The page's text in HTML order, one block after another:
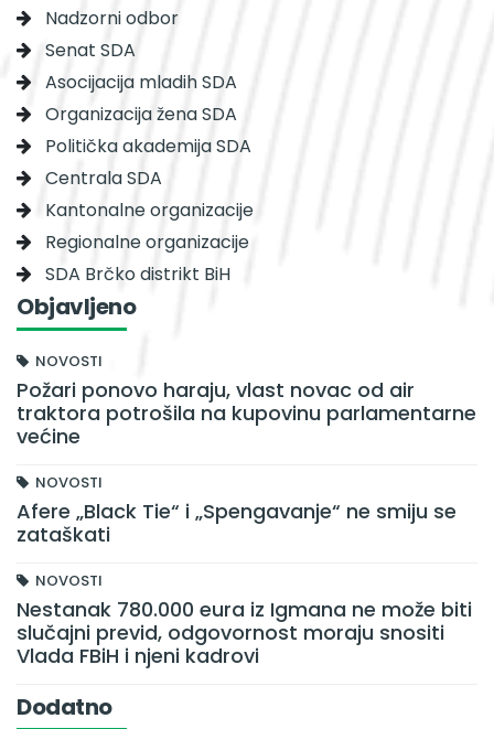
Nadzorni odbor
Senat SDA
Asocijacija mladih SDA
Organizacija žena SDA
Politička akademija SDA
Centrala SDA
Kantonalne organizacije
Regionalne organizacije
SDA Brčko distrikt BiH
Objavljeno
NOVOSTI
Požari ponovo haraju, vlast novac od air
traktora potrošila na kupovinu parlamentarne
većine
NOVOSTI
Afere „Black Tie“ i „Spengavanje“ ne smiju se
zataškati
NOVOSTI
Nestanak 780.000 eura iz Igmana ne može biti
slučajni previd, odgovornost moraju snositi
Vlada FBiH i njeni kadrovi
Dodatno